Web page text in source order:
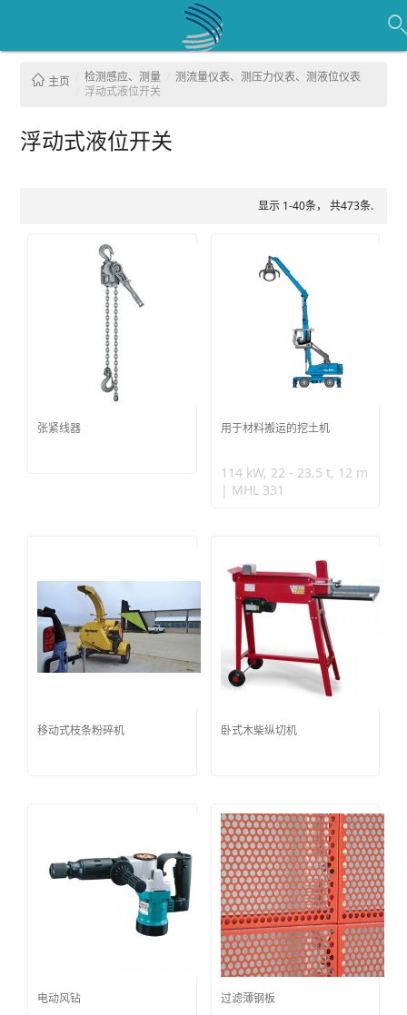
主页 检测感应、测量
测流量仪表、测压力仪表、测液位仪表
浮动式液位开关
浮动式液位开关
显示 1-40条， 共473条.
张紧线器 用于材料搬运的挖土机
114 kW, 22 - 23.5 t, 12 m
| MHL 331
移动式枝条粉碎机 卧式木柴纵切机
电动风钻 过滤薄钢板